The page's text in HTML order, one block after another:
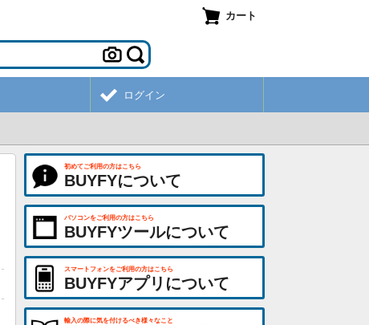
カート
ログイン
初めてご利用の方はこちら
BUYFYについて
パソコンをご利用の方はこちら
BUYFYツールについて
スマートフォンをご利用の方はこちら
BUYFYアプリについて
輸入の際に気を付けるべき様々なこと